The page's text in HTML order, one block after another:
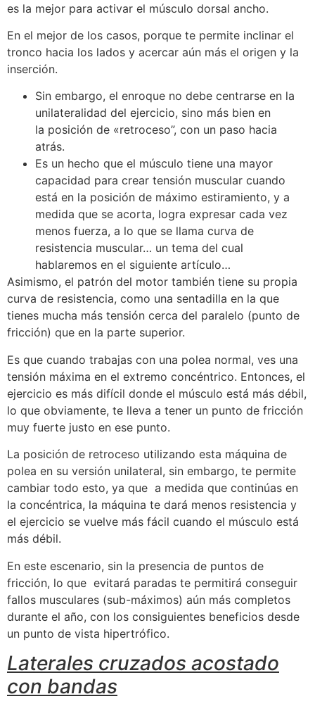
es la mejor para activar el músculo dorsal ancho.
En el mejor de los casos, porque te permite inclinar el
tronco hacia los lados y acercar aún más el origen y la
inserción.
Sin embargo, el enroque no debe centrarse en la
unilateralidad del ejercicio, sino más bien en
la posición de «retroceso”, con un paso hacia
atrás.
Es un hecho que el músculo tiene una mayor
capacidad para crear tensión muscular cuando
está en la posición de máximo estiramiento, y a
medida que se acorta, logra expresar cada vez
menos fuerza, a lo que se llama curva de
resistencia muscular… un tema del cual
hablaremos en el siguiente artículo…
Asimismo, el patrón del motor también tiene su propia
curva de resistencia, como una sentadilla en la que
tienes mucha más tensión cerca del paralelo (punto de
fricción) que en la parte superior.
Es que cuando trabajas con una polea normal, ves una
tensión máxima en el extremo concéntrico. Entonces, el
ejercicio es más difícil donde el músculo está más débil,
lo que obviamente, te lleva a tener un punto de fricción
muy fuerte justo en ese punto.
La posición de retroceso utilizando esta máquina de
polea en su versión unilateral, sin embargo, te permite
cambiar todo esto, ya que a medida que continúas en
la concéntrica, la máquina te dará menos resistencia y
el ejercicio se vuelve más fácil cuando el músculo está
más débil.
En este escenario, sin la presencia de puntos de
fricción, lo que evitará paradas te permitirá conseguir
fallos musculares (sub-máximos) aún más completos
durante el año, con los consiguientes beneficios desde
un punto de vista hipertrófico.
Laterales cruzados acostado
con bandas